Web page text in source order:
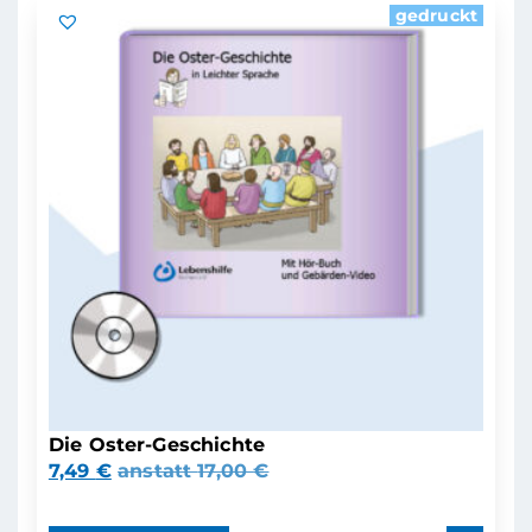
gedruckt
Die Oster-Geschichte
7,49 € anstatt17,00€